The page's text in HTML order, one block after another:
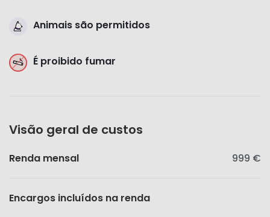
Animais são permitidos
É proibido fumar
Visão geral de custos
Renda mensal 999 €
Encargos incluídos na renda